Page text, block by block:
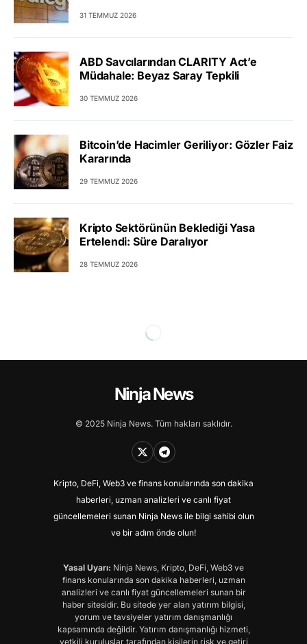
31 TEMMUZ 2026
ABD Savcılarından CLARITY Act’e
Müdahale: Beyaz Saray Tepkili
30 TEMMUZ 2026
Bitcoin’de Hacimler Geriliyor: Gözler Faiz
Kararında
29 TEMMUZ 2026
Kripto Sektörünün Beklediği Yasa
Ertelendi: Süre Daralıyor
28 TEMMUZ 2026
Ninja News
© 2025 Ninja News. Tüm hakları saklıdır.
Kripto, DeFi, Web3 ve finans konularında son dakika
haberleri, uzman analizleri ve canlı fiyat
güncellemeleri sunan Ninja News ile bilgi sahibi olun
ve bir adım önde olun!
Yasal Uyarı: Ninja News, Kripto, DeFi, Web3 ve
finans konularında son dakika haberleri, uzman
analizleri ve canlı fiyat güncellemeleri sunan bir
haber sitesidir. Bu sitede yer alan yatırım bilgisi,
yorum ve tavsiyeler yatırım danışmanlığı
kapsamında değildir. Yatırım danışmanlığı hizmeti,
yetkili kuruluşlar tarafından kişilerin risk ve getiri